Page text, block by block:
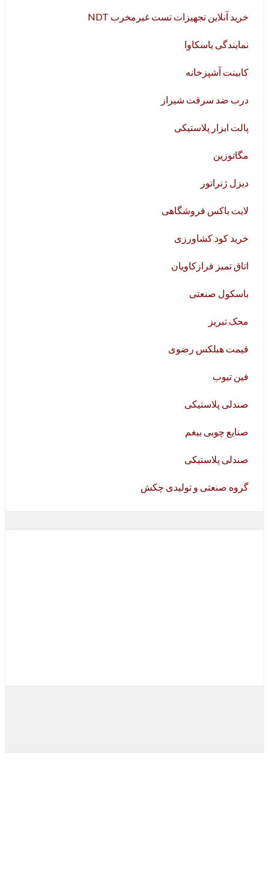
خرید آنلاین تجهیزات تست غیرمخرب NDT
نمایندگی یاسکاوا
کابینت آشپزخانه
درب ضد سرقت شیراز
پالت ابزار پلاستیکی
مگاتوزین
دیزل ژنراتور
لایت باکس فروشگاهی
خرید کود کشاورزی
اتاق تمیز فرازکاویان
باسکول صنعتی
محک تبریز
قیمت هبلکس رضوی
فین تیوب
صندلی پلاستیکی
صنایع چوبی بیغم
صندلی پلاستیکی
گروه صنعتی و تولیدی چکش